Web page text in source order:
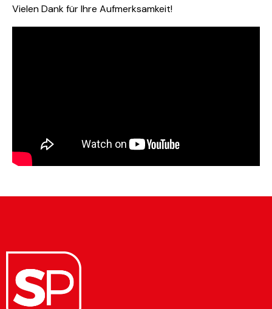
Vielen Dank für Ihre Aufmerksamkeit!